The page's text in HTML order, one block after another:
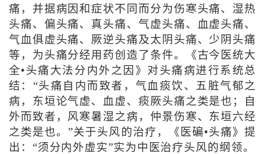
痛，并据病因和症状不同而分为伤寒头痛、湿热
头痛、偏头痛、真头痛、气虚头痛、血虚头痛、
气血俱虚头痛、厥逆头痛及太阴头痛、少阴头痛
等，为头痛分经用药创造了条件。《古今医统大
全•头痛大法分内外之因》对头痛病进行系统总
结：“头痛自内而致者，气血痰饮、五脏气郁之
病，东垣论气虚、血虚、痰厥头痛之类是也；自
外而致者，风寒暑湿之病，仲景伤寒、东垣六经
之类是也。”关于头风的治疗，《医碥•头痛》提
出：“须分内外虚实”实为中医治疗头风的纲领。